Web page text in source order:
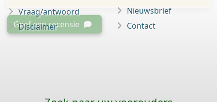
Geef een recensie
Vraag/antwoord
Disclaimer
Nieuwsbrief
Contact